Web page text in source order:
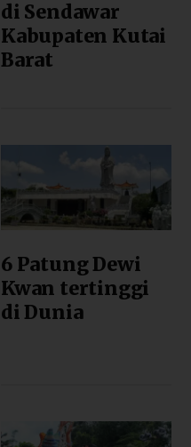
di Sendawar
Kabupaten Kutai
Barat
6 Patung Dewi
Kwan tertinggi
di Dunia